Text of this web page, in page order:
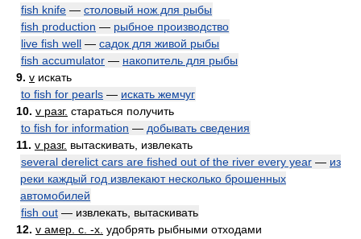
fish knife — столовый нож для рыбы
fish production — рыбное производство
live fish well — садок для живой рыбы
fish accumulator — накопитель для рыбы
9. v искать
to fish for pearls — искать жемчуг
10. v разг. стараться получить
to fish for information — добывать сведения
11. v разг. вытаскивать, извлекать
several derelict cars are fished out of the river every year — из
реки каждый год извлекают несколько брошенных
автомобилей
fish out — извлекать, вытаскивать
12. v амер. с. -х. удобрять рыбными отходами